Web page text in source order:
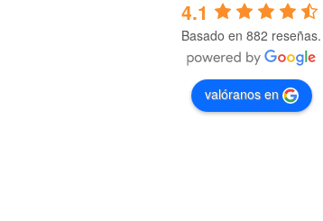
4.1
Basado en 882 reseñas.
valóranos en